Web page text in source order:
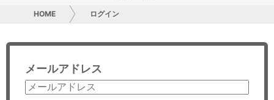
グループ概要
採用情報
お問い合わせ
HOME ログイン
メールアドレス